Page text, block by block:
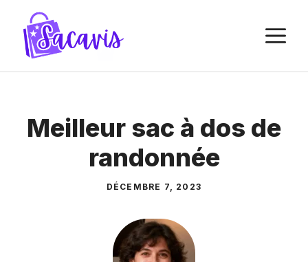
contenu
Meilleur sac à dos de
randonnée
DÉCEMBRE 7, 2023